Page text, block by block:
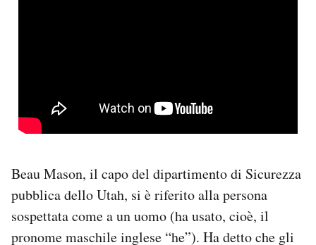
Beau Mason, il capo del dipartimento di Sicurezza
pubblica dello Utah, si è riferito alla persona
sospettata come a un uomo (ha usato, cioè, il
pronome maschile inglese “he”). Ha detto che gli